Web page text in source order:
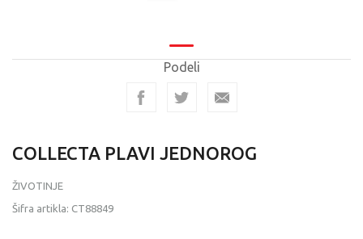
Podeli
COLLECTA PLAVI JEDNOROG
ŽIVOTINJE
Šifra artikla: CT88849